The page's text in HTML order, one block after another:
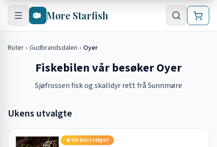
Hopp til hovedinnhold
Møre Starfish
Ruter › Gudbrandsdalen › Oyer
Fiskebilen vår besøker Oyer
Sjøfrossen fisk og skalldyr rett frå Sunnmøre
Ukens utvalgte
Vår bestselger!